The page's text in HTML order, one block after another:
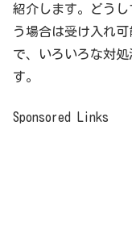
紹介します。どう
う場合は受け入れ
で、いろいろな対
す。
Sponsored Links